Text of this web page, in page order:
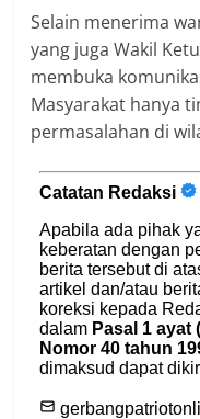
Selain menerima
yang juga Wakil
membuka
Masyarakat hanya
permasalahan di